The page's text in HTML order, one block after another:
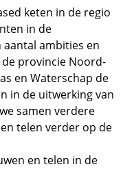
keten in de regio
in de
ambities en
provincie Noord-
en Waterschap de
in de uitwerking van
samen verdere
telen verder op de
en telen in de